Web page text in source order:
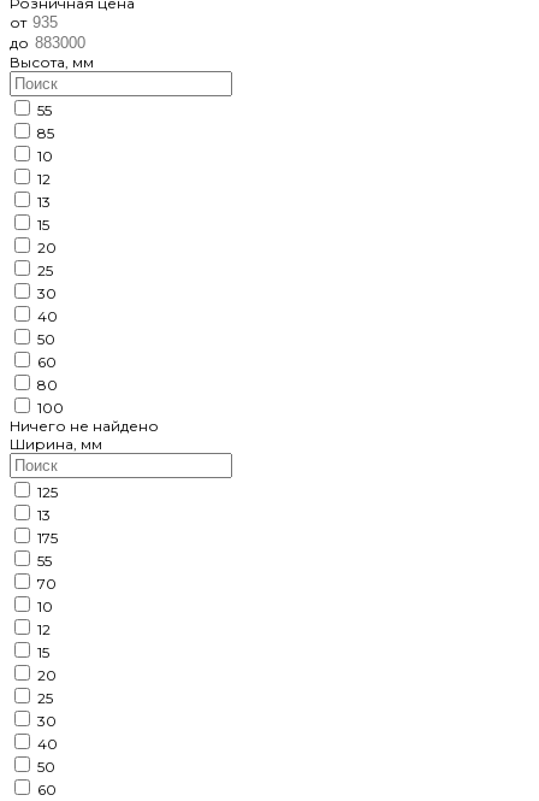
от
до
Высота, мм
55
85
10
12
13
15
20
25
30
40
50
60
80
100
Ничего не найдено
Ширина, мм
125
13
175
55
70
10
12
15
20
25
30
40
50
60